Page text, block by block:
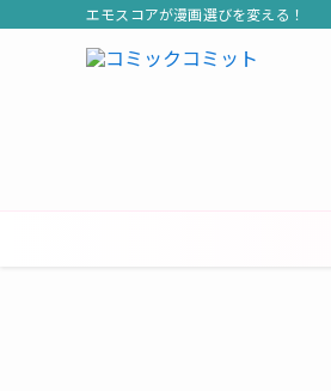
エモスコアが漫画選びを変える！